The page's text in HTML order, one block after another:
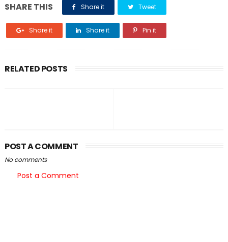
SHARE THIS Share it Tweet
Share it Share it Pin it
RELATED POSTS
POST A COMMENT
No comments
Post a Comment